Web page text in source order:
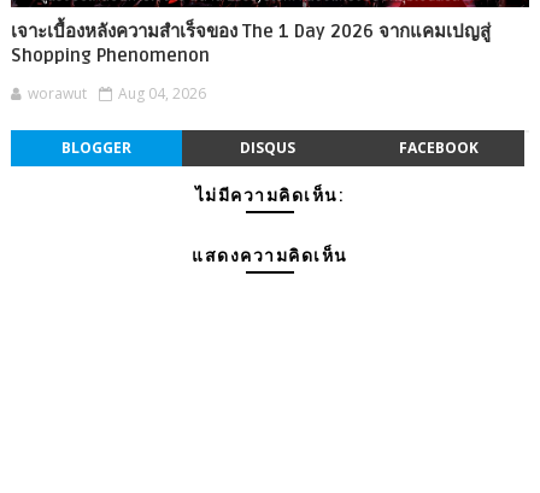
เจาะเบื้องหลังความสำเร็จของ The 1 Day 2026 จากแคมเปญสู่
Shopping Phenomenon
worawut Aug 04, 2026
BLOGGER DISQUS FACEBOOK
ไม่มีความคิดเห็น:
แสดงความคิดเห็น